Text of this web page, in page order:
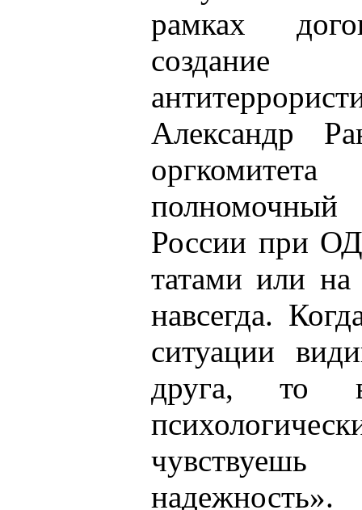
рамках
создание
Александр
России при
татами или на
навсегда.
ситуации
друга, то
надежность».